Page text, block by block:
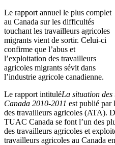
Le rapport annuel le plus complet
au Canada sur les difficultés
touchant les travailleurs agricoles
migrants vient de sortir. Celui-ci
confirme que l’abus et
l’exploitation des travailleurs
agricoles migrants sévit dans
l’industrie agricole canadienne.
Le rapport intituléLa situation
Canada 2010-2011 est publié par
des travailleurs agricoles (ATA).
TUAC Canada se font l’un des
des travailleurs agricoles et
travailleurs agricoles au Canada